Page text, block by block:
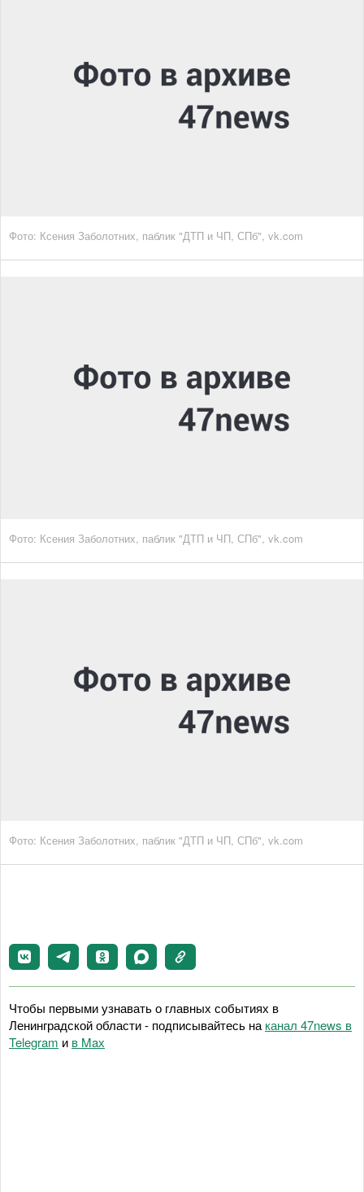
Фото: Ксения Заболотних, паблик "ДТП и ЧП, СПб", vk.com
Фото: Ксения Заболотних, паблик "ДТП и ЧП, СПб", vk.com
Фото: Ксения Заболотних, паблик "ДТП и ЧП, СПб", vk.com
Чтобы первыми узнавать о главных событиях в
Ленинградской области - подписывайтесь наканал 47news в
Telegram и в Maх